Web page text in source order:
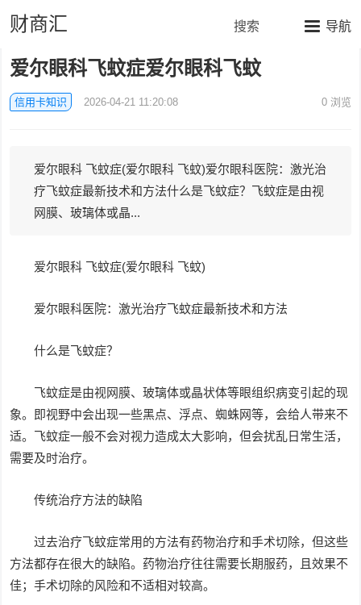
财商汇 导航
搜索
爱尔眼科飞蚊症爱尔眼科飞蚊
信用卡知识 2026-04-21 11:20:08 0浏览
爱尔眼科 飞蚊症(爱尔眼科 飞蚊)爱尔眼科医院：激光治
疗飞蚊症最新技术和方法什么是飞蚊症？飞蚊症是由视
网膜、玻璃体或晶...
爱尔眼科 飞蚊症(爱尔眼科 飞蚊)
爱尔眼科医院：激光治疗飞蚊症最新技术和方法
什么是飞蚊症？
飞蚊症是由视网膜、玻璃体或晶状体等眼组织病变引起的现
象。即视野中会出现一些黑点、浮点、蜘蛛网等，会给人带来不
适。飞蚊症一般不会对视力造成太大影响，但会扰乱日常生活，
需要及时治疗。
传统治疗方法的缺陷
过去治疗飞蚊症常用的方法有药物治疗和手术切除，但这些
方法都存在很大的缺陷。药物治疗往往需要长期服药，且效果不
佳；手术切除的风险和不适相对较高。